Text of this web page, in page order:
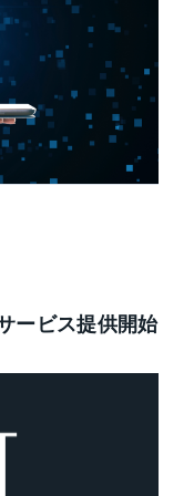
ービス提供開始